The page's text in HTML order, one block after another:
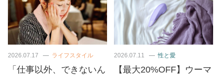
2026.07.17 ライフスタイル
「仕事以外、できないん
2026.07.11 性と愛
【最大20%OFF】ウーマ